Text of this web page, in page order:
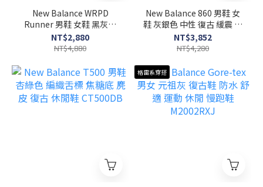
New Balance WRPD
Runner 男鞋 女鞋 黑灰色
復古 麂皮 運動 休閒 慢跑鞋
UWRPDSCB
NT$2,880
NT$4,880
New Balance 860 男鞋 女
鞋 灰銀色 中性 復古 緩震 輕
盈 慢跑鞋 休閒鞋
ML860GB2
NT$3,852
NT$4,280
格雷系穿搭